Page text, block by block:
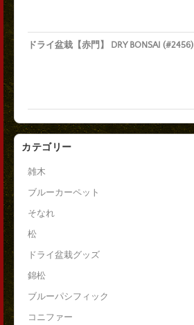
ドライ盆栽【赤門】 DRY BONSAI (#2456)
カテゴリー
雑木
ブルーカーペット
そなれ
松
ドライ盆栽グッズ
錦松
ブルーパシフィック
コニファー